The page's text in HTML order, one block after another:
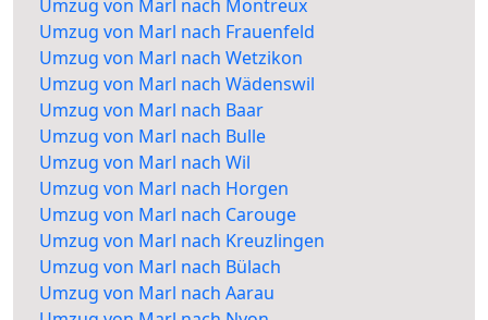
Umzug von Marl nach Montreux
Umzug von Marl nach Frauenfeld
Umzug von Marl nach Wetzikon
Umzug von Marl nach Wädenswil
Umzug von Marl nach Baar
Umzug von Marl nach Bulle
Umzug von Marl nach Wil
Umzug von Marl nach Horgen
Umzug von Marl nach Carouge
Umzug von Marl nach Kreuzlingen
Umzug von Marl nach Bülach
Umzug von Marl nach Aarau